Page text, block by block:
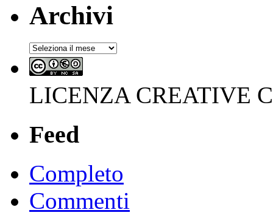
Archivi
Archivi
LICENZA CREATIVE
Feed
Completo
Commenti